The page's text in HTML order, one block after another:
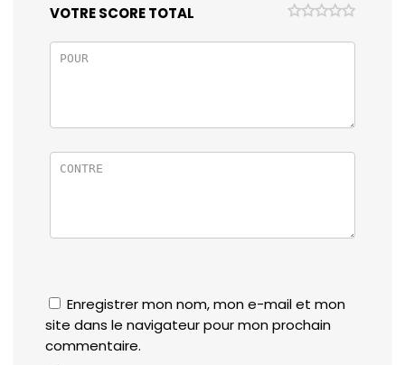
VOTRE SCORE TOTAL
Enregistrer mon nom, mon e-mail et mon
site dans le navigateur pour mon prochain
commentaire.